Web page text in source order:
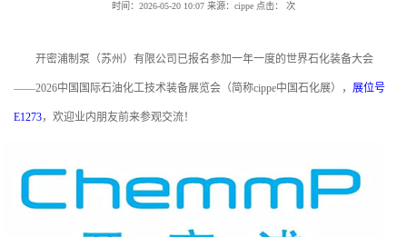
时间：2026-05-20 10:07 来源：cippe 点击： 次
开密浦制泵（苏州）有限公司已报名参加一年一度的世界石化装备大会
——2026中国国际石油化工技术装备展览会（简称cippe中国石化展）， 展位号
E1273，欢迎业内朋友前来参观交流！